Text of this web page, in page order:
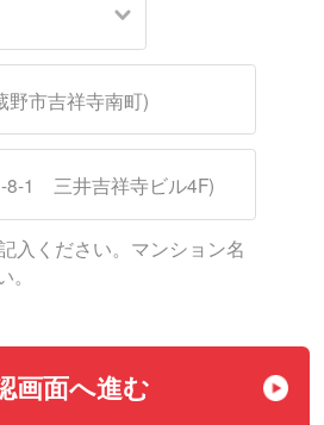
入ください。マンション名
画⾯へ進む